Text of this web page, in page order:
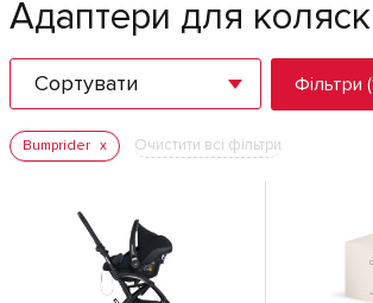
Адаптери для
Сортувати Фільтри
Bumprider Очистити всі фільтри